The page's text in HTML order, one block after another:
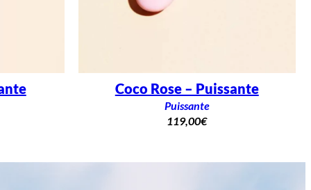
Coco Rose – Puissante
Puissante
119,00€